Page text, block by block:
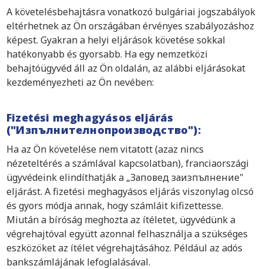
A követelésbehajtásra vonatkozó bulgáriai jogszabályok
eltérhetnek az Ön országában érvényes szabályozáshoz
képest. Gyakran a helyi eljárások követése sokkal
hatékonyabb és gyorsabb. Ha egy nemzetközi
behajtóügyvéd áll az Ön oldalán, az alábbi eljárásokat
kezdeményezheti az Ön nevében:
Fizetési meghagyásos eljárás
("Изпълнителнопроизводство"):
Ha az Ön követelése nem vitatott (azaz nincs
nézeteltérés a számlával kapcsolatban), franciaországi
ügyvédeink elindíthatják a „Заповед заизпълнение"
eljárást. A fizetési meghagyásos eljárás viszonylag olcsó
és gyors módja annak, hogy számláit kifizettesse.
Miután a bíróság meghozta az ítéletet, ügyvédünk a
végrehajtóval együtt azonnal felhasználja a szükséges
eszközöket az ítélet végrehajtásához. Például az adós
bankszámlájának lefoglalásával.